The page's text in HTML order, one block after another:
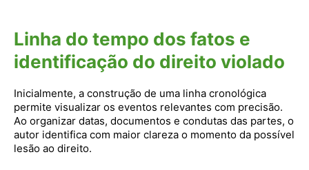
Linha do tempo dos fatos e
identificação do direito violado
Inicialmente, a construção de uma linha cronológica
permite visualizar os eventos relevantes com precisão.
Ao organizar datas, documentos e condutas das partes, o
autor identifica com maior clareza o momento da possível
lesão ao direito.